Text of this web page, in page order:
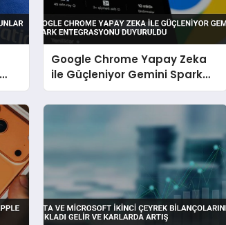
Google Chrome Yapay Zeka
ile Güçleniyor Gemini Spark
Entegrasyonu Duyuruldu